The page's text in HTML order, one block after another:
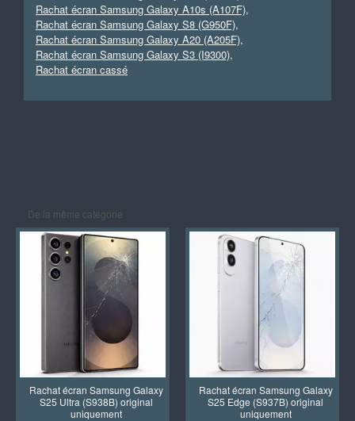
Rachat écran Samsung Galaxy A10s (A107F),
Rachat écran Samsung Galaxy S8 (G950F),
Rachat écran Samsung Galaxy A20 (A205F),
Rachat écran Samsung Galaxy S3 (I9300),
Rachat écran cassé
De la même catégorie
Rachat écran Samsung Galaxy
S25 Ultra (S938B) original
uniquement
Rachat écran Samsung Galaxy
S25 Edge (S937B) original
uniquement